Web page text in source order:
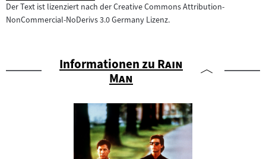
Der Text ist lizenziert nach der Creative Commons Attribution-
NonCommercial-NoDerivs 3.0 Germany Lizenz.
Informationen zu "
Rain
Man